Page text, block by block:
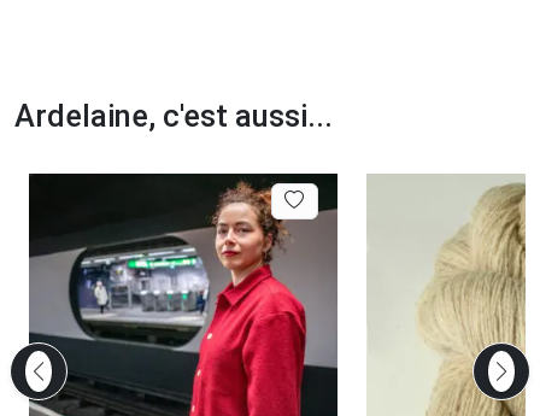
Ardelaine, c'est aussi...